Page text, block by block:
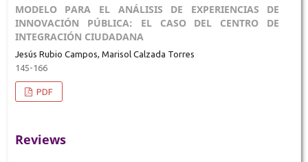
MODELO PARA EL ANÁLISIS DE EXPERIENCIAS DE
INNOVACIÓN PÚBLICA: EL CASO DEL CENTRO DE
INTEGRACIÓN CIUDADANA
Jesús Rubio Campos, Marisol Calzada Torres
145-166
PDF
Reviews